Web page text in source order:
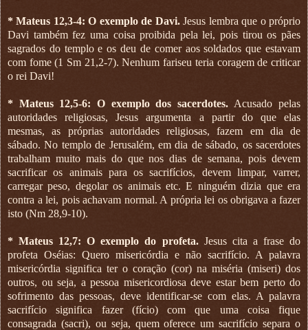
* Mateus 12,3-4: O exemplo de Davi.Jesus lembra que o próprio
Davi também fez uma coisa proibida pela lei, pois tirou os pães
sagrados do templo e os deu de comer aos soldados que estavam
com fome (1 Sm 21,2-7). Nenhum fariseu teria coragem de criticar
o rei Davi!
* Mateus 12,5-6: O exemplo dos sacerdotes. Acusado pelas
autoridades religiosas, Jesus argumenta a partir do que elas
mesmas, as próprias autoridades religiosas, fazem em dia de
sábado. No templo de Jerusalém, em dia de sábado, os sacerdotes
trabalham muito mais do que nos dias de semana, pois devem
sacrificar os animais para os sacrifícios, devem limpar, varrer,
carregar peso, degolar os animais etc. E ninguém dizia que era
contra a lei, pois achavam normal. A própria lei os obrigava a fazer
isto (Nm 28,9-10).
* Mateus 12,7: O exemplo do profeta. Jesus cita a frase do
profeta Oséias: Quero misericórdia e não sacrifício. A palavra
misericórdia significa ter o coração (cor) na miséria (miseri) dos
outros, ou seja, a pessoa misericordiosa deve estar bem perto do
sofrimento das pessoas, deve identificar-se com elas. A palavra
sacrifício significa fazer (fício) com que uma coisa fique
consagrada (sacri), ou seja, quem oferece um sacrifício separa o